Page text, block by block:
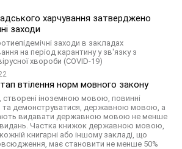
харчування затверджено
заходи
заходи в закладах
на період карантину у зв'язку з
хвороби (СОVID-19)
втілення норм мовного закону
створені іноземною мовою, повинні
демонструватися, державною мовою, а
видавати державною мовою не менше
видань. Частка книжок державною мовою,
книгарні або іншому закладі, що
має становити не менше 50%